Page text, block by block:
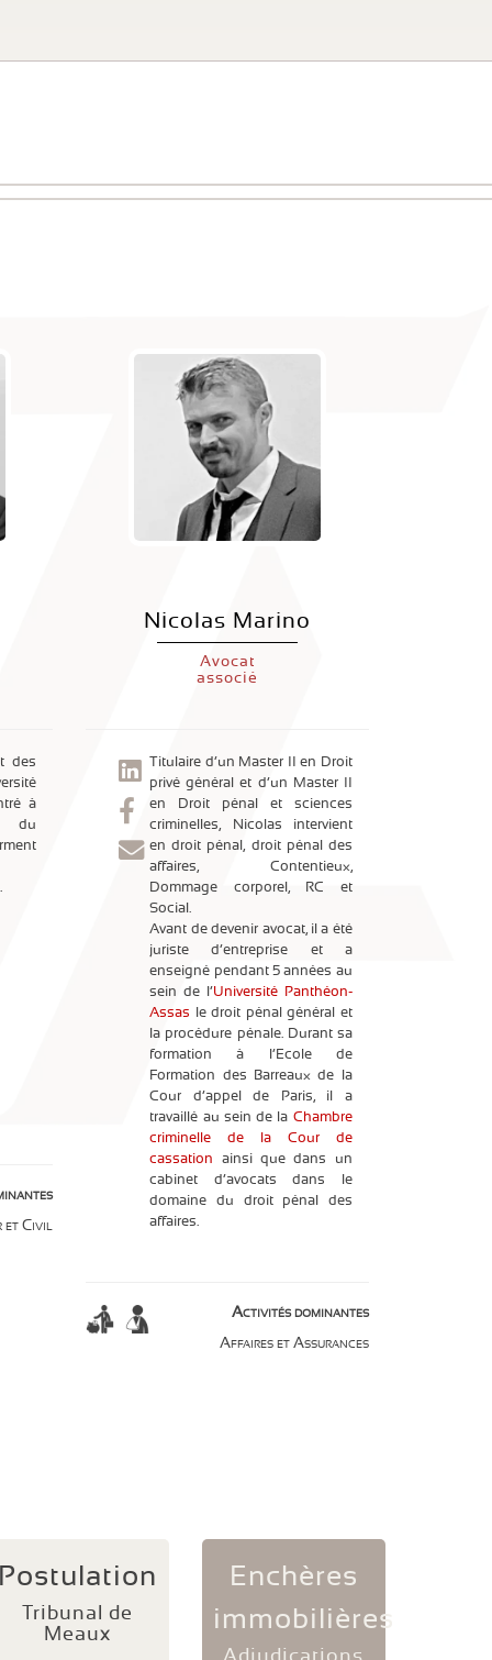
des
à
du
et Civil
Nicolas Marino
Avocat
associé
Titulaire d’un Master II en Droit
privé général et d’un Master II
en Droit pénal et sciences
criminelles, Nicolas intervient
en droit pénal, droit pénal des
affaires, Contentieux,
Dommage corporel, RC et
Social.
Avant de devenir avocat, il a été
juriste d’entreprise et a
enseigné pendant 5 années au
sein de l’Université Panthéon-
Assas le droit pénal général et
la procédure pénale. Durant sa
formation à l’Ecole de
Formation des Barreaux de la
Cour d’appel de Paris, il a
travaillé au sein de la Chambre
criminelle de la Cour de
cassation ainsi que dans un
cabinet d’avocats dans le
domaine du droit pénal des
affaires.
Activités dominantes
Affaires et Assurances
Postulation
Tribunal de
Meaux
Enchères
immobilières